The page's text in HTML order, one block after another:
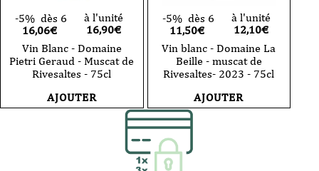
-5% dès 6
16,06€
à l'unité
16,90€
Vin Blanc - Domaine
Pietri Geraud - Muscat de
Rivesaltes - 75cl
AJOUTER
-5% dès 6
11,50€
à l'unité
12,10€
Vin blanc - Domaine La
Beille - muscat de
Rivesaltes- 2023 - 75cl
AJOUTER